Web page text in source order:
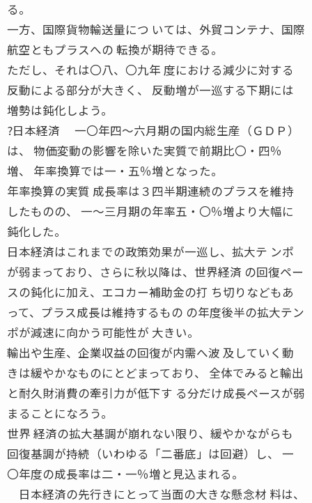
る。
一方、国際貨物輸送量につ いては、外貿コンテナ、国際
航空ともプラスへの 転換が期待できる。
ただし、それは〇八、〇九年 度における減少に対する
反動による部分が大きく、 反動増が一巡する下期には
増勢は鈍化しよう。
?日本経済 一〇年四〜六月期の国内総生産（ＧＤＰ）
は、 物価変動の影響を除いた実質で前期比〇・四％
増、 年率換算では一・五％増となった。
年率換算の実質 成長率は３四半期連続のプラスを維持
したものの、 一〜三月期の年率五・〇％増より大幅に
鈍化した。
日本経済はこれまでの政策効果が一巡し、拡大テ ンポ
が弱まっており、さらに秋以降は、世界経済 の回復ペー
スの鈍化に加え、エコカー補助金の打 ち切りなどもあ
って、プラス成長は維持するもの の年度後半の拡大テン
ポが減速に向かう可能性が 大きい。
輸出や生産、企業収益の回復が内需へ波 及していく動
きは緩やかなものにとどまっており、 全体でみると輸出
と耐久財消費の牽引力が低下す る分だけ成長ペースが弱
まることになろう。
世界 経済の拡大基調が崩れない限り、緩やかながらも
回復基調が持続（いわゆる「二番底」は回避）し、 一
〇年度の成長率は二・一％増と見込まれる。
日本経済の先行きにとって当面の大きな懸念材 料は、